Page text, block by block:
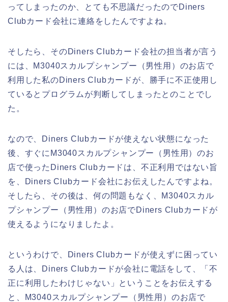
ってしまったのか、とても不思議だったのでDiners
Clubカード会社に連絡をしたんですよね。
そしたら、そのDiners Clubカード会社の担当者が言う
には、M3040スカルプシャンプー（男性用）のお店で
利用した私のDiners Clubカードが、勝手に不正使用し
ているとプログラムが判断してしまったとのことでし
た。
なので、Diners Clubカードが使えない状態になった
後、すぐにM3040スカルプシャンプー（男性用）のお
店で使ったDiners Clubカードは、不正利用ではない旨
を、Diners Clubカード会社にお伝えしたんですよね。
そしたら、その後は、何の問題もなく、M3040スカル
プシャンプー（男性用）のお店でDiners Clubカードが
使えるようになりましたよ。
というわけで、Diners Clubカードが使えずに困ってい
る人は、Diners Clubカードが会社に電話をして、「不
正に利用したわけじゃない」ということをお伝えする
と、M3040スカルプシャンプー（男性用）のお店で